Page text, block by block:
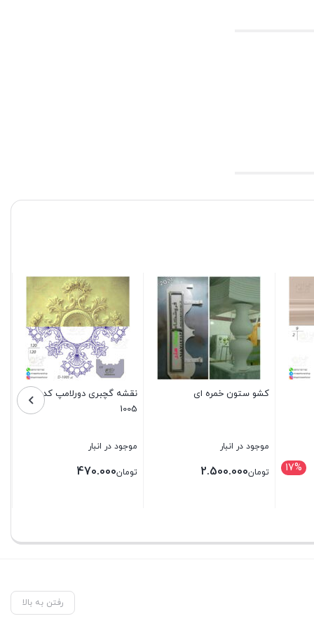
17%
کشو ستون خمره ای
موجود در انبار
تومان2.500.000
نقشه گچبری دورلامپ کد D-
1005
موجود در انبار
تومان470.000
رفتن به بالا